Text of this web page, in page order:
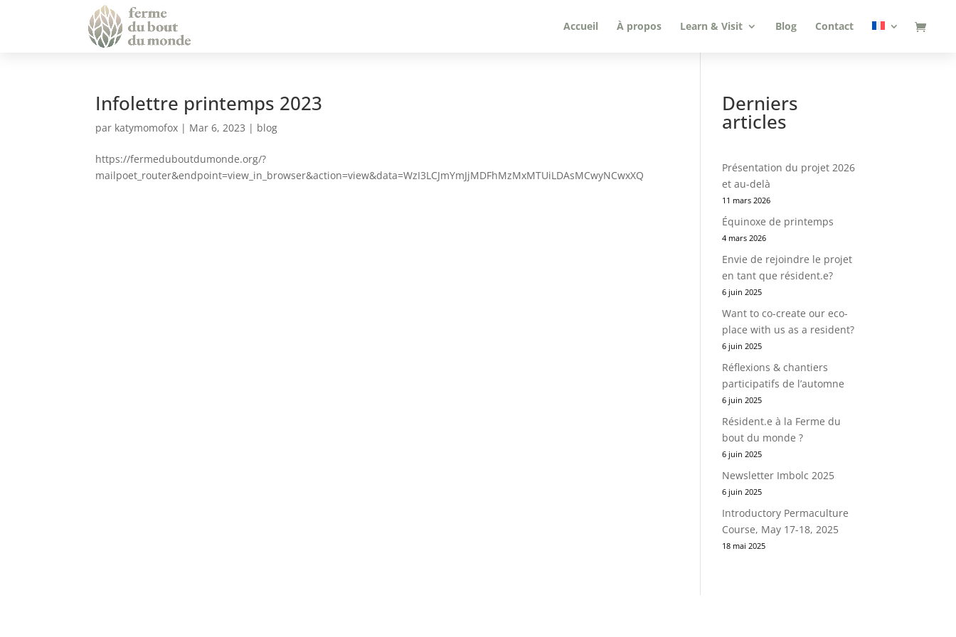
Accueil À propos Learn & Visit Blog Contact
Infolettre printemps 2023
par katymomofox | Mar 6, 2023 | blog
https://fermeduboutdumonde.org/?
mailpoet_router&endpoint=view_in_browser&action=view&data=WzI3LCJmYmJjMDFhMzMxMTUiLDAsMCwyNCwxXQ
Derniers
articles
Présentation du projet 2026
et au-delà
11 mars 2026
Équinoxe de printemps
4 mars 2026
Envie de rejoindre le projet
en tant que résident.e?
6 juin 2025
Want to co-create our eco-
place with us as a resident?
6 juin 2025
Réflexions & chantiers
participatifs de l’automne
6 juin 2025
Résident.e à la Ferme du
bout du monde ?
6 juin 2025
Newsletter Imbolc 2025
6 juin 2025
Introductory Permaculture
Course, May 17-18, 2025
18 mai 2025